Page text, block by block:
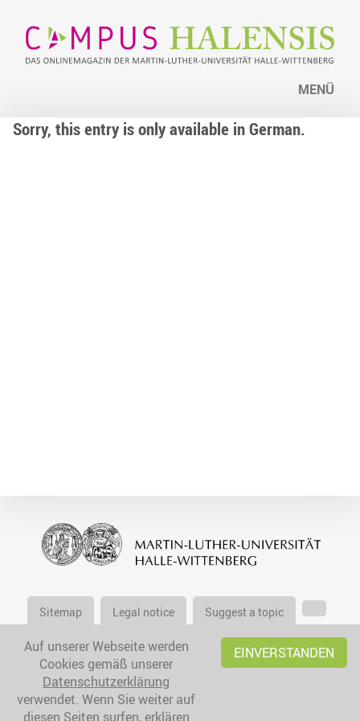
MENÜ
Sorry, this entry is only available in German.
Sitemap Legal notice Suggest a topic
Auf unserer Webseite werden
Cookies gemäß unserer
Datenschutzerklärung
verwendet. Wenn Sie weiter auf
diesen Seiten surfen, erklären
EINVERSTANDEN